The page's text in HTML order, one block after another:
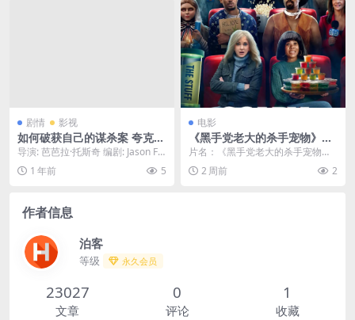
剧情 影视
如何破获自己的谋杀案 夸克下
载中字.(2024)
导演: 芭芭拉·托斯奇 编剧: Jason Fit
e 资源下载： 主演: 奥莉维...
1 年前 5
电影
《黑手党老大的杀手宠物》百
度云网盘夸克下载.阿里云盘.
中字.(2026)
片名：《黑手党老大的杀手宠物》
百度云网盘夸克下载.阿里云盘.中
字.(2026) ...
2 周前 2
作者信息
泊客
等级 永久会员
23027
文章
0
评论
1
收藏